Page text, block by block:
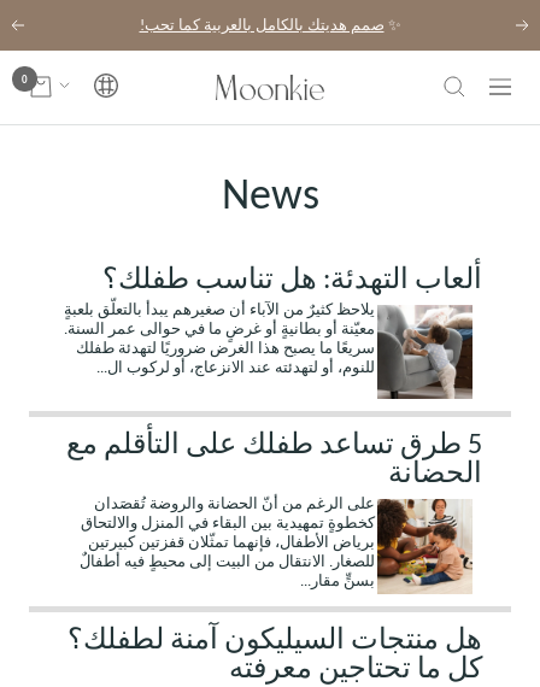
محتوي
السابق ✨ صمم هديتك بالكامل بالعربية كما تحب!
التنقل Moonkie اللغة 0
News
ألعاب التهدئة: هل تناسب طفلك؟
يلاحظ كثيرٌ من الآباء أن صغيرهم يبدأ بالتعلّق بلعبةٍ
معيّنة أو بطانيةٍ أو غرضٍ ما في حوالى عمر السنة.
سريعًا ما يصبح هذا الغرض ضروريًا لتهدئة طفلك
للنوم، أو لتهدئته عند الانزعاج، أو لركوب ال...
5 طرق تساعد طفلك على التأقلم مع
الحضانة
على الرغم من أنّ الحضانة والروضة تُقصَدان
كخطوةٍ تمهيدية بين البقاء في المنزل والالتحاق
برياض الأطفال، فإنهما تمثّلان قفزتين كبيرتين
للصغار. الانتقال من البيت إلى محيطٍ فيه أطفالٌ
بسنٍّ مقار...
هل منتجات السيليكون آمنة لطفلك؟
كل ما تحتاجين معرفته